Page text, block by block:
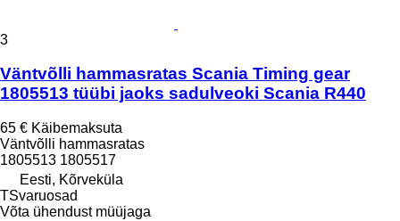
3
Väntvõlli hammasratas Scania Timing gear
1805513 tüübi jaoks sadulveoki Scania R440
65 € Käibemaksuta
Väntvõlli hammasratas
1805513 1805517
Eesti, Kõrveküla
TSvaruosad
Võta ühendust müüjaga